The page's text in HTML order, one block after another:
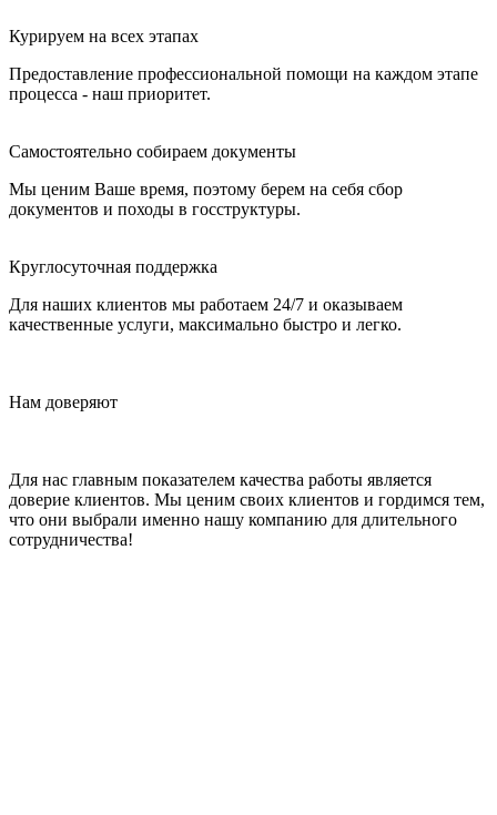
Курируем на всех этапах
Предоставление профессиональной помощи на каждом этапе
процесса - наш приоритет.
Самостоятельно собираем документы
Мы ценим Ваше время, поэтому берем на себя сбор
документов и походы в госструктуры.
Круглосуточная поддержка
Для наших клиентов мы работаем 24/7 и оказываем
качественные услуги, максимально быстро и легко.
Нам доверяют
Для нас главным показателем качества работы является
доверие клиентов. Мы ценим своих клиентов и гордимся тем,
что они выбрали именно нашу компанию для длительного
сотрудничества!